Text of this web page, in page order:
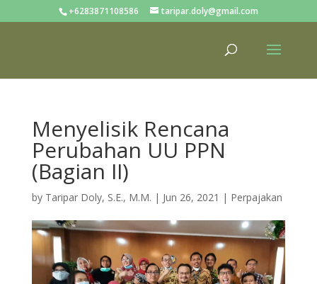
+6283871108586 taripar.doly@gmail.com
Menyelisik Rencana
Perubahan UU PPN
(Bagian II)
by Taripar Doly, S.E., M.M. | Jun 26, 2021 | Perpajakan